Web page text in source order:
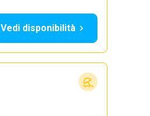
Vedi disponibilità